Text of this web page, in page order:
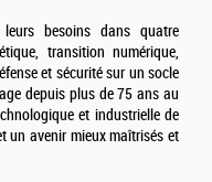
besoins dans quatre
transition numérique,
et sécurité sur un socle
depuis plus de 75 ans au
et industrielle de
un avenir mieux maîtrisés et